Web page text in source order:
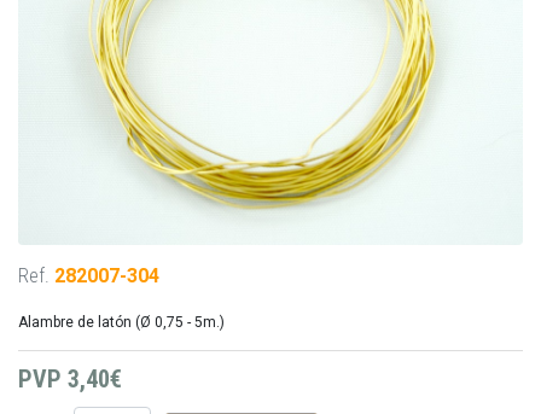
Ref. 282007-304
Alambre de latón (Ø 0,75 - 5m.)
PVP 3,40€